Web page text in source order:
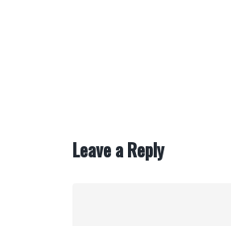
Leave a Reply